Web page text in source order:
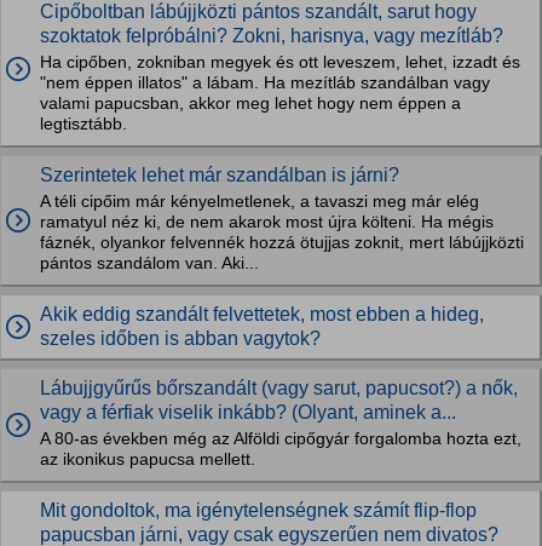
Cipőboltban lábújjközti pántos szandált, sarut hogy
szoktatok felpróbálni? Zokni, harisnya, vagy mezítláb?
Ha cipőben, zokniban megyek és ott leveszem, lehet, izzadt és
"nem éppen illatos" a lábam. Ha mezítláb szandálban vagy
valami papucsban, akkor meg lehet hogy nem éppen a
legtisztább.
Szerintetek lehet már szandálban is járni?
A téli cipőim már kényelmetlenek, a tavaszi meg már elég
ramatyul néz ki, de nem akarok most újra költeni. Ha mégis
fáznék, olyankor felvennék hozzá ötujjas zoknit, mert lábújjközti
pántos szandálom van. Aki...
Akik eddig szandált felvettetek, most ebben a hideg,
szeles időben is abban vagytok?
Lábujjgyűrűs bőrszandált (vagy sarut, papucsot?) a nők,
vagy a férfiak viselik inkább? (Olyant, aminek a...
A 80-as években még az Alföldi cipőgyár forgalomba hozta ezt,
az ikonikus papucsa mellett.
Mit gondoltok, ma igénytelenségnek számít flip-flop
papucsban járni, vagy csak egyszerűen nem divatos?